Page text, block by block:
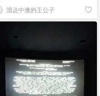
溜达中澳的王公子